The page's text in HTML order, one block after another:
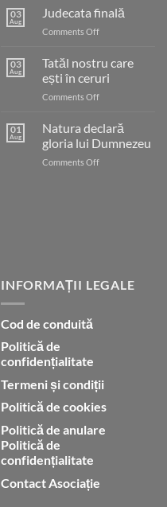
03
Aug
Judecata finală
Comments Offon
03
Aug
Tatăl nostru care
ești în ceruri
Comments Offon
nostru
ești
în
01
Aug
Natura declară
gloria lui Dumnezeu
Comments Offon
INFORMAȚII LEGALE
Cod de conduită
Politică de
confidențialitate
Termeni și condiții
Politică de cookies
Politică de anulare
Politică de
confidențialitate
Contact Asociație